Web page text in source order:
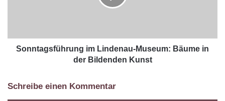
Sonntagsführung im Lindenau-Museum: Bäume in
der Bildenden Kunst
Schreibe einen Kommentar